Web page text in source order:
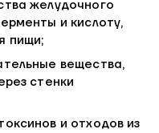
желудочного
и кислоту,
пищи;
вещества,
стенки
и отходов из